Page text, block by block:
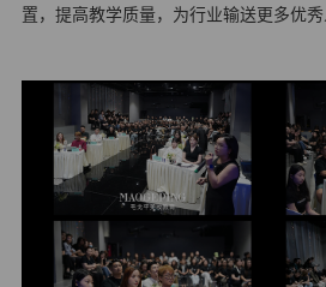
置，提高教学质量，为行业输送更多优秀